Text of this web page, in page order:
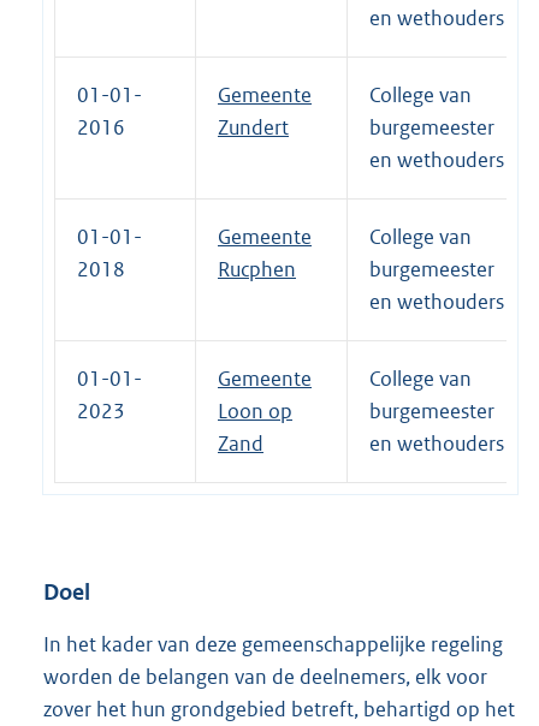
en wethouders
01-01-
2016
Gemeente
Zundert
College van
burgemeester
en wethouders
01-01-
2018
Gemeente
Rucphen
College van
burgemeester
en wethouders
01-01-
2023
Gemeente
Loon op
Zand
College van
burgemeester
en wethouders
Doel
In het kader van deze gemeenschappelijke regeling
worden de belangen van de deelnemers, elk voor
zover het hun grondgebied betreft, behartigd op het